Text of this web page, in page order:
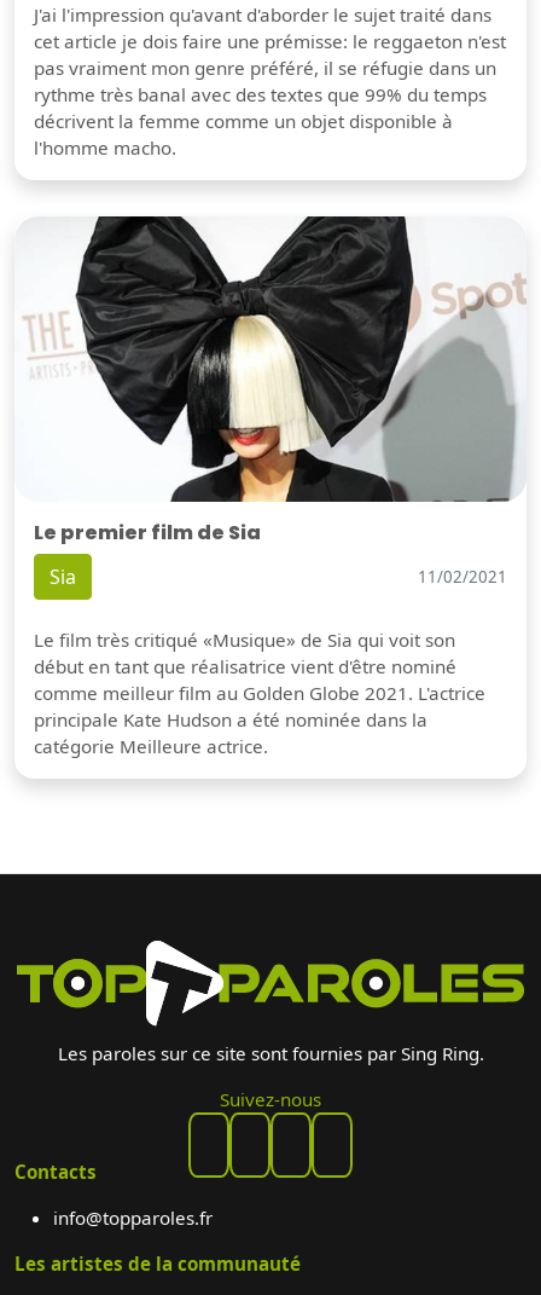
J'ai l'impression qu'avant d'aborder le sujet traité dans
cet article je dois faire une prémisse: le reggaeton n'est
pas vraiment mon genre préféré, il se réfugie dans un
rythme très banal avec des textes que 99% du temps
décrivent la femme comme un objet disponible à
l'homme macho.
Le premier film de Sia
Sia 11/02/2021
Le film très critiqué «Musique» de Sia qui voit son
début en tant que réalisatrice vient d'être nominé
comme meilleur film au Golden Globe 2021. L'actrice
principale Kate Hudson a été nominée dans la
catégorie Meilleure actrice.
Les paroles sur ce site sont fournies par Sing Ring.
Suivez-nous
Contacts
info@topparoles.fr
Les artistes de la communauté